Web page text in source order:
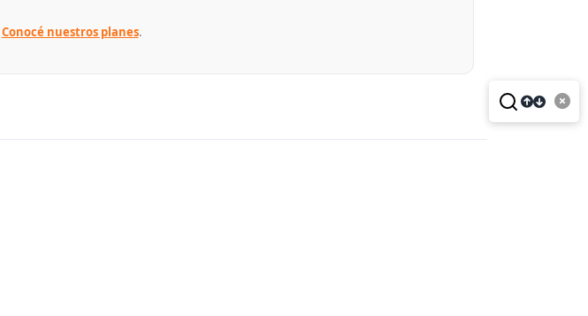
Conocé nuestros planes.